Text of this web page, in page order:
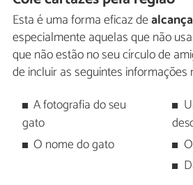
Esta é uma forma eficaz de
especialmente aquelas que não
que não estão no seu círculo de
de incluir as seguintes informações
A fotografia do seu
gato
O nome do gato